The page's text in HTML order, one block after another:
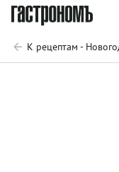
К рецептам -